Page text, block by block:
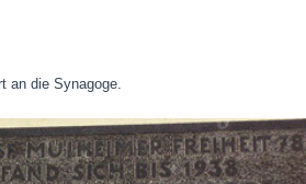
an die Synagoge.